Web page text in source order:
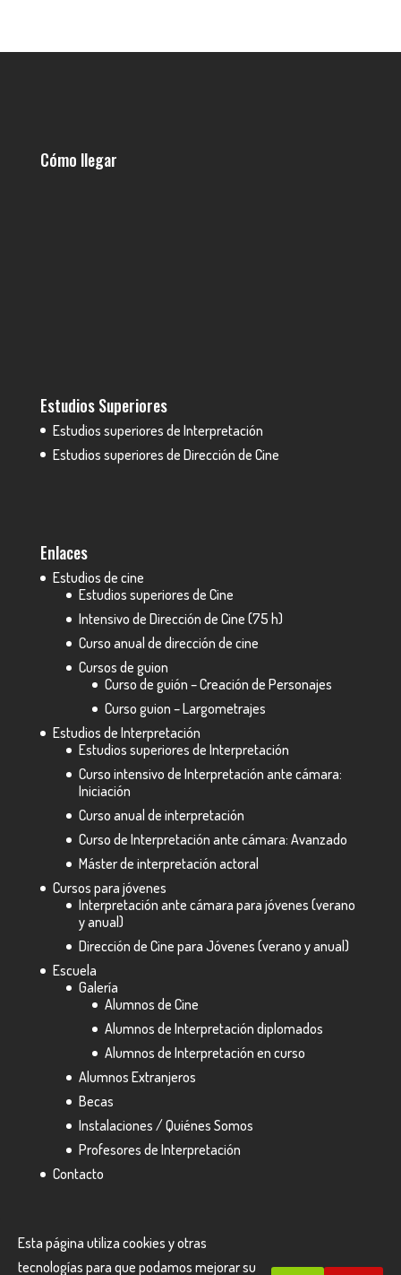
Cómo llegar
Estudios Superiores
Estudios superiores de Interpretación
Estudios superiores de Dirección de Cine
Enlaces
Estudios de cine
Estudios superiores de Cine
Intensivo de Dirección de Cine (75 h)
Curso anual de dirección de cine
Cursos de guion
Curso de guión – Creación de Personajes
Curso guion – Largometrajes
Estudios de Interpretación
Estudios superiores de Interpretación
Curso intensivo de Interpretación ante cámara:
Iniciación
Curso anual de interpretación
Curso de Interpretación ante cámara: Avanzado
Máster de interpretación actoral
Cursos para jóvenes
Interpretación ante cámara para jóvenes (verano
y anual)
Dirección de Cine para Jóvenes (verano y anual)
Escuela
Galería
Alumnos de Cine
Alumnos de Interpretación diplomados
Alumnos de Interpretación en curso
Alumnos Extranjeros
Becas
Instalaciones / Quiénes Somos
Profesores de Interpretación
Contacto
Esta página utiliza cookies y otras
tecnologías para que podamos mejorar su